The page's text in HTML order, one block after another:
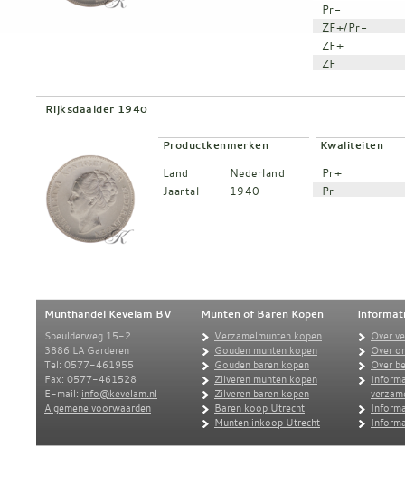
Pr-
ZF+/Pr-
ZF+
ZF
Rijksdaalder 1940
Productkenmerken
Land
Nederland
Jaartal
1940
Kwaliteiten
Pr+
Pr
Munthandel Kevelam BV
Speulderweg 15-2
3886 LA Garderen
Tel: 0577-461955
Fax: 0577-461528
E-mail: info@kevelam.nl
Algemene voorwaarden
Munten of Baren Kopen
Verzamelmunten kopen
Gouden munten kopen
Gouden baren kopen
Zilveren munten kopen
Zilveren baren kopen
Baren koop Utrecht
Munten inkoop Utrecht
Over
Over
Over